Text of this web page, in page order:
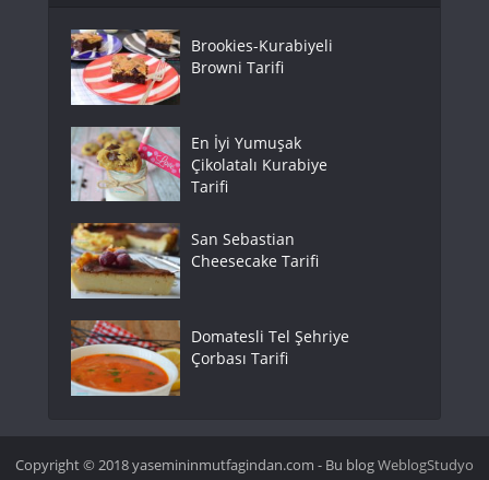
Brookies-Kurabiyeli
Browni Tarifi
En İyi Yumuşak
Çikolatalı Kurabiye
Tarifi
San Sebastian
Cheesecake Tarifi
Domatesli Tel Şehriye
Çorbası Tarifi
Copyright © 2018 yasemininmutfagindan.com - Bu blogWeblogStudyo